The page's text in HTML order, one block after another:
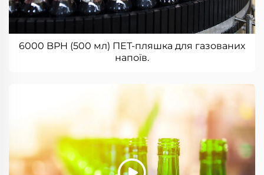
6000 BPH (500 мл) ПЕТ-пляшка для газованих
напоїв.